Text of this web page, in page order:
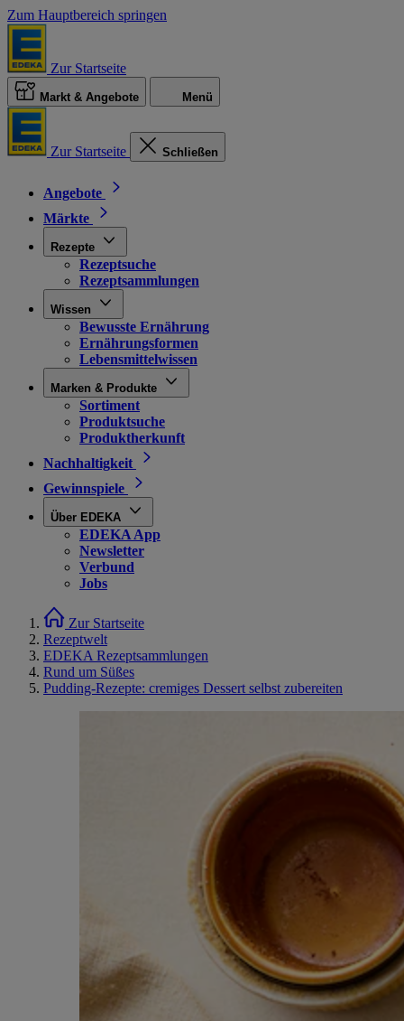
Zum Hauptbereich springen
Zur Startseite
Markt & Angebote Menü
Zur Startseite Schließen
Angebote
Märkte
Rezepte
Rezeptsuche
Rezeptsammlungen
Wissen
Bewusste Ernährung
Ernährungsformen
Lebensmittelwissen
Marken & Produkte
Sortiment
Produktsuche
Produktherkunft
Nachhaltigkeit
Gewinnspiele
Über EDEKA
EDEKA App
Newsletter
Verbund
Jobs
Zur Startseite
Rezeptwelt
EDEKA Rezeptsammlungen
Rund um Süßes
Pudding-Rezepte: cremiges Dessert selbst zubereiten